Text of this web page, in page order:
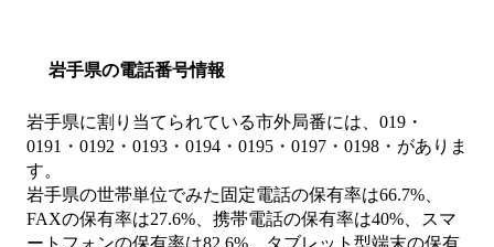
岩手県の電話番号情報
岩手県に割り当てられている市外局番には、019・
0191・0192・0193・0194・0195・0197・0198・がありま
す。
岩手県の世帯単位でみた固定電話の保有率は66.7%、
FAXの保有率は27.6%、携帯電話の保有率は40%、スマ